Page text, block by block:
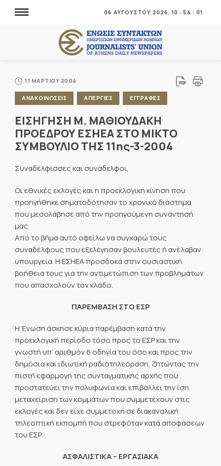
06 ΑΥΓΟΥΣΤΟΥ 2026, 10 : 54 : 02
11 ΜΑΡΤΙΟΥ 2004
ΑΝΑΚΟΙΝΩΣΕΙΣ ΑΠΕΡΓΙΕΣ ΕΓΓΡΑΦΕΣ
ΕΙΣΗΓΗΣΗ Μ. ΜΑΘΙΟΥΔΑΚΗ
ΠΡΟΕΔΡΟΥ ΕΣΗΕΑ ΣΤΟ ΜΙΚΤΟ
ΣΥΜΒΟΥΛΙΟ ΤΗΣ 11ης-3-2004
Συναδέλφισσες και συνάδελφοι,
Οι εθνικές εκλογές και η προεκλογική κίνηση που
προηγήθηκε σηματοδότησαν το χρονικό διάστημα
που μεσολάβησε από την προηγούμενη συνάντησή
μας.
Από το βήμα αυτό οφείλω να συγχαρώ τους
συναδέλφους που εξελέγησαν βουλευτές ή ανέλαβαν
υπουργεία. Η ΕΣΗΕΑ προσδοκά στην ουσιαστική
βοήθεια τους για την αντιμετώπιση των προβλημάτων
που απασχολούν τον κλάδο.
ΠΑΡΕΜΒΑΣΗ ΣΤΟ ΕΣΡ
Η Ένωση άσκησε κύρια παρέμβαση κατά την
προεκλογική περίοδο τόσο προς το ΕΣΡ και την
γνωστή υπ’ αριθμόν 6 οδηγία του όσο και προς την
δημόσια και ιδιωτική ραδιοτηλεόραση, ζητώντας την
πιστή εφαρμογή της συνταγματικής αρχής που
προστατεύει την πολυφωνία και επιβάλλει την ίση
μεταχείριση των κομμάτων που συμμετέχουν στις
εκλογές και δεν είχε συμμετοχή σε διακαναλική
τηλεοπτική εκπομπή που στρεφόταν κατά αποφάσεων
του ΕΣΡ.
ΑΣΦΑΛΙΣΤΙΚΑ – ΕΡΓΑΣΙΑΚΑ